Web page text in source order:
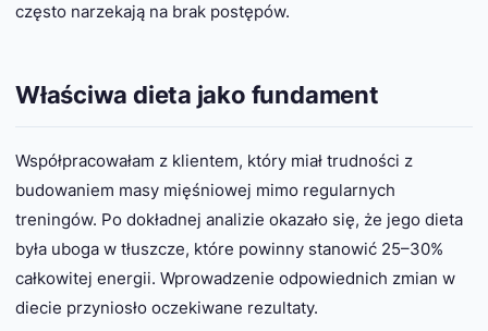
często narzekają na brak postępów.
Właściwa dieta jako fundament
Współpracowałam z klientem, który miał trudności z
budowaniem masy mięśniowej mimo regularnych
treningów. Po dokładnej analizie okazało się, że jego dieta
była uboga w tłuszcze, które powinny stanowić 25–30%
całkowitej energii. Wprowadzenie odpowiednich zmian w
diecie przyniosło oczekiwane rezultaty.